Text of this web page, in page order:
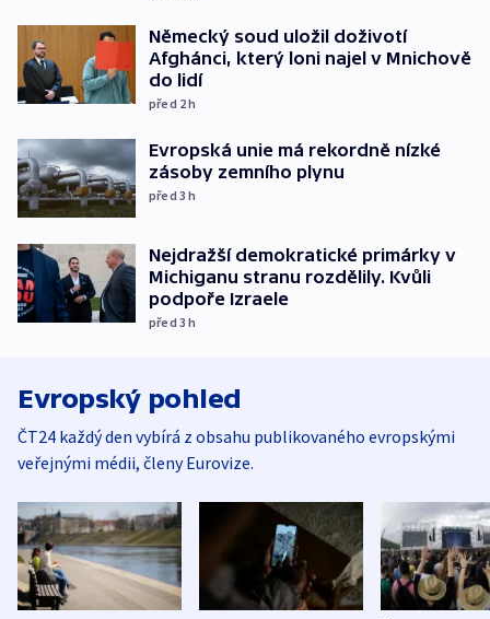
Německý soud uložil doživotí
Afghánci, který loni najel v Mnichově
do lidí
před 2h
Evropská unie má rekordně nízké
zásoby zemního plynu
před 3h
Nejdražší demokratické primárky v
Michiganu stranu rozdělily. Kvůli
podpoře Izraele
před 3h
Evropský pohled
ČT24 každý den vybírá z obsahu publikovaného evropskými
veřejnými médii, členy Eurovize.